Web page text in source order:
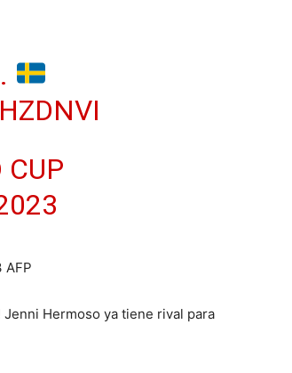
AFP
Jenni Hermoso ya tiene rival para